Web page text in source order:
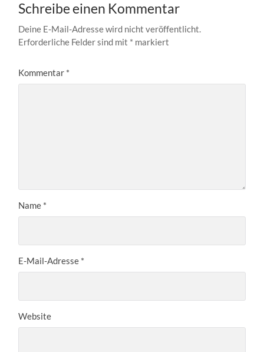
Schreibe einen Kommentar
Deine E-Mail-Adresse wird nicht veröffentlicht.
Erforderliche Felder sind mit * markiert
Kommentar *
Name *
E-Mail-Adresse *
Website